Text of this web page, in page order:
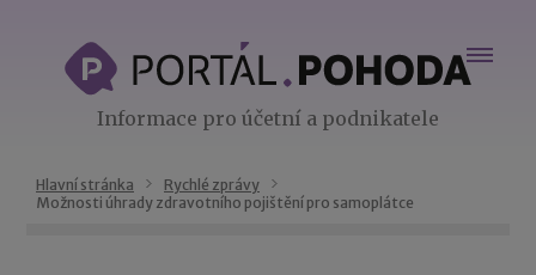
Informace pro účetní a podnikatele
Hlavní stránka
Rychlé zprávy
Možnosti úhrady zdravotního pojištění pro samoplátce